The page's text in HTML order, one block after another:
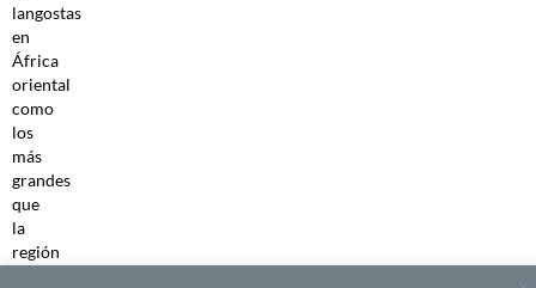
langostas
en
África
oriental
como
los
más
grandes
que
la
región